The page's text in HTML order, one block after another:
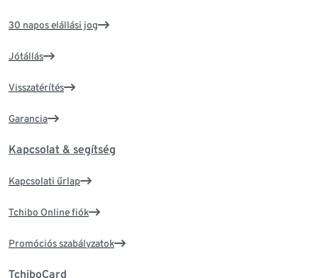
30 napos elállási jog
Jótállás
Visszatérítés
Garancia
Kapcsolat & segítség
Kapcsolati űrlap
Tchibo Online fiók
Promóciós szabályzatok
TchiboCard